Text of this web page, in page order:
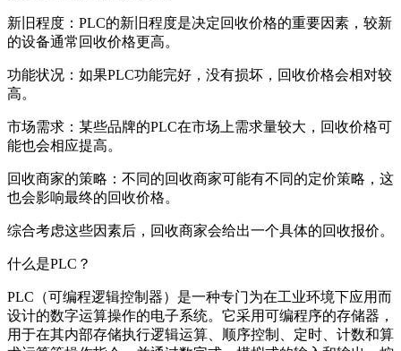
新旧程度：PLC的新旧程度是决定回收价格的重要因素，较新
的设备通常回收价格更高。
功能状况：如果PLC功能完好，没有损坏，回收价格会相对较
高。
市场需求：某些品牌的PLC在市场上需求量较大，回收价格可
能也会相应提高。
回收商家的策略：不同的回收商家可能有不同的定价策略，这
也会影响最终的回收价格。
综合考虑这些因素后，回收商家会给出一个具体的回收报价。
什么是PLC？
PLC（可编程逻辑控制器）是一种专门为在工业环境下应用而
设计的数字运算操作的电子系统。它采用可编程序的存储器，
用于在其内部存储执行逻辑运算、顺序控制、定时、计数和算